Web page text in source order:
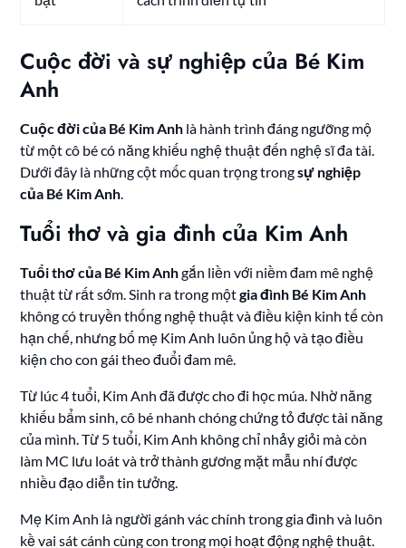
Cuộc đời và sự nghiệp của Bé Kim
Anh
Cuộc đời của Bé Kim Anh là hành trình đáng ngưỡng mộ
từ một cô bé có năng khiếu nghệ thuật đến nghệ sĩ đa tài.
Dưới đây là những cột mốc quan trọng trongsự nghiệp
của Bé Kim Anh.
Tuổi thơ và gia đình của Kim Anh
Tuổi thơ của Bé Kim Anhgắn liền với niềm đam mê nghệ
thuật từ rất sớm. Sinh ra trong mộtgia đình Bé Kim Anh
không có truyền thống nghệ thuật và điều kiện kinh tế còn
hạn chế, nhưng bố mẹ Kim Anh luôn ủng hộ và tạo điều
kiện cho con gái theo đuổi đam mê.
Từ lúc 4 tuổi, Kim Anh đã được cho đi học múa. Nhờ năng
khiếu bẩm sinh, cô bé nhanh chóng chứng tỏ được tài năng
của mình. Từ 5 tuổi, Kim Anh không chỉ nhảy giỏi mà còn
làm MC lưu loát và trở thành gương mặt mẫu nhí được
nhiều đạo diễn tin tưởng.
Mẹ Kim Anh là người gánh vác chính trong gia đình và luôn
kề vai sát cánh cùng con trong mọi hoạt động nghệ thuật.